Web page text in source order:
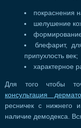
покраснения
шелушение
блефарит,
припухлость век;
характерное
Для того чтобы
консультация
ресничек с нижнего
наличие демодекса.